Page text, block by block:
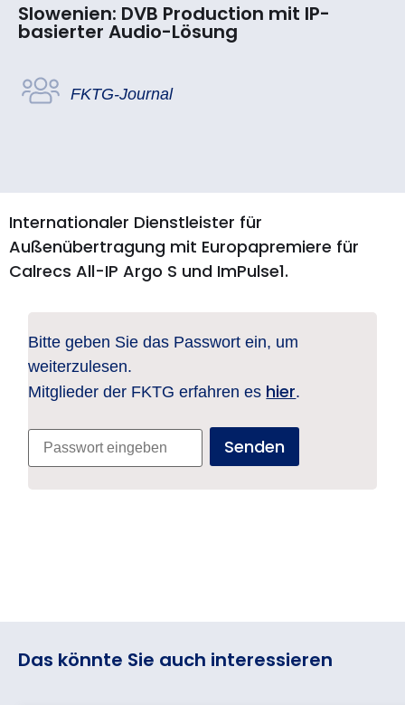
Slowenien: DVB Production mit IP-
basierter Audio-Lösung
FKTG-Journal
Internationaler Dienstleister für
Außenübertragung mit Europapremiere für
Calrecs All-IP Argo S und ImPulse1.
Bitte geben Sie das Passwort ein, um
weiterzulesen.
Mitglieder der FKTG erfahren es hier.
Das könnte Sie auch interessieren